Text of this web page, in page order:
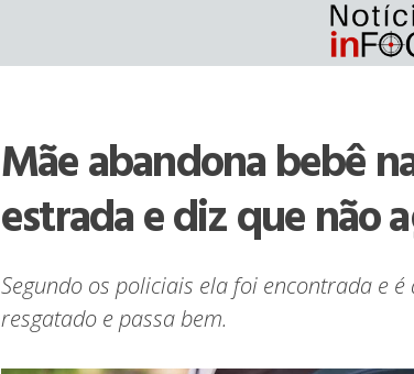
Mãe abandona bebê
estrada e diz que não
Segundo os policiais ela foi encontrada e
resgatado e passa bem.